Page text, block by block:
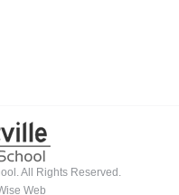
All Rights Reserved.
Web